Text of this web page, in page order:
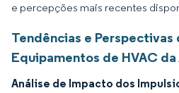
e percepções mais recentes
Tendências e Perspectivas
Equipamentos de HVAC
Análise de Impacto dos